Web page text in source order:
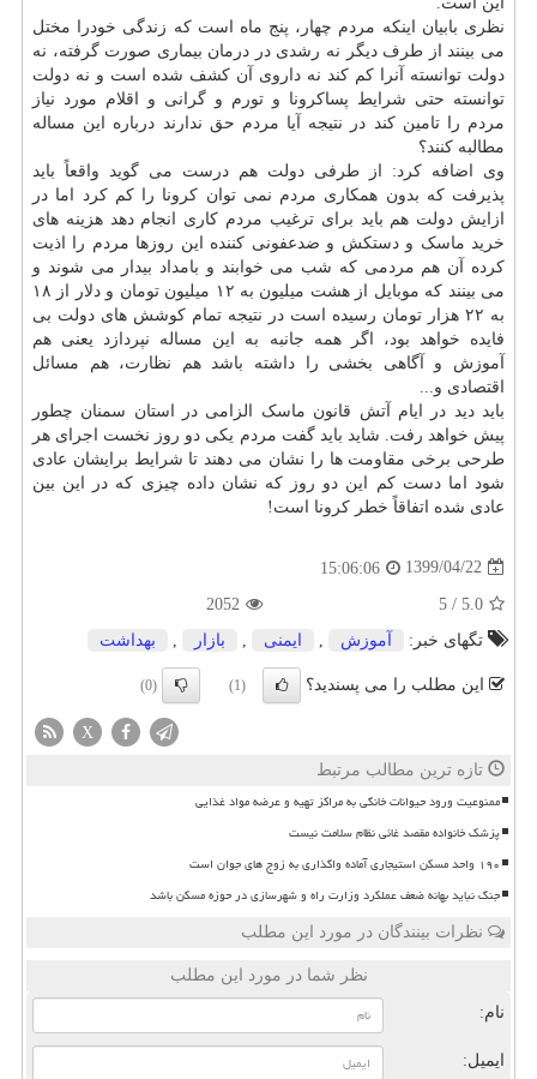
نظری بابیان اینکه مردم چهار، پنج ماه است که زندگی خودرا مختل
می بینند از طرف دیگر نه رشدی در درمان بیماری صورت گرفته، نه
دولت توانسته آنرا کم کند نه داروی آن کشف شده است و نه دولت
توانسته حتی شرایط پساکرونا و تورم و گرانی و اقلام مورد نیاز
مردم را تامین کند در نتیجه آیا مردم حق ندارند درباره این مساله
مطالبه کنند؟
وی اضافه کرد: از طرفی دولت هم درست می گوید واقعاً باید
پذیرفت که بدون همکاری مردم نمی توان کرونا را کم کرد اما در
ازایش دولت هم باید برای ترغیب مردم کاری انجام دهد هزینه های
خرید ماسک و دستکش و ضدعفونی کننده این روزها مردم را اذیت
کرده آن هم مردمی که شب می خوابند و بامداد بیدار می شوند و
می بینند که موبایل از هشت میلیون به ۱۲ میلیون تومان و دلار از ۱۸
به ۲۲ هزار تومان رسیده است در نتیجه تمام کوشش های دولت بی
فایده خواهد بود، اگر همه جانبه به این مساله نپردازد یعنی هم
آموزش و آگاهی بخشی را داشته باشد هم نظارت، هم مسائل
اقتصادی و...
باید دید در ایام آتش قانون ماسک الزامی در استان سمنان چطور
پیش خواهد رفت. شاید باید گفت مردم یکی دو روز نخست اجرای هر
طرحی برخی مقاومت ها را نشان می دهند تا شرایط برایشان عادی
شود اما دست کم این دو روز که نشان داده چیزی که در این بین
عادی شده اتفاقاً خطر کرونا است!
1399/04/22
15:06:06
5.0
/
5
2052
تگهای خبر:
آموزش ایمنی بازار بهداشت
این مطلب را می پسندید؟ (1)
(0)
X
تازه ترین مطالب مرتبط
ممنوعیت ورود حیوانات خانگی به مراکز تهیه و عرضه مواد غذایی
پزشک خانواده مقصد غائی نظام سلامت نیست
۱۹۰ واحد مسکن استیجاری آماده واگذاری به زوج های جوان است
جنگ نباید بهانه ضعف عملکرد وزارت راه و شهرسازی در حوزه مسکن باشد
نظرات بینندگان در مورد این مطلب
نظر شما در مورد این مطلب
نام:
ایمیل: